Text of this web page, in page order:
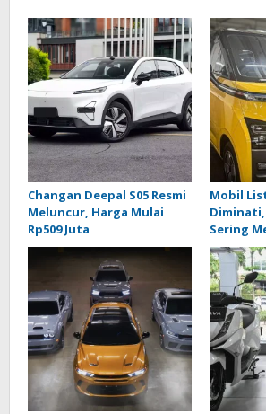
Changan Deepal S05 Resmi
Meluncur, Harga Mulai
Rp509 Juta
Mobil
Sering